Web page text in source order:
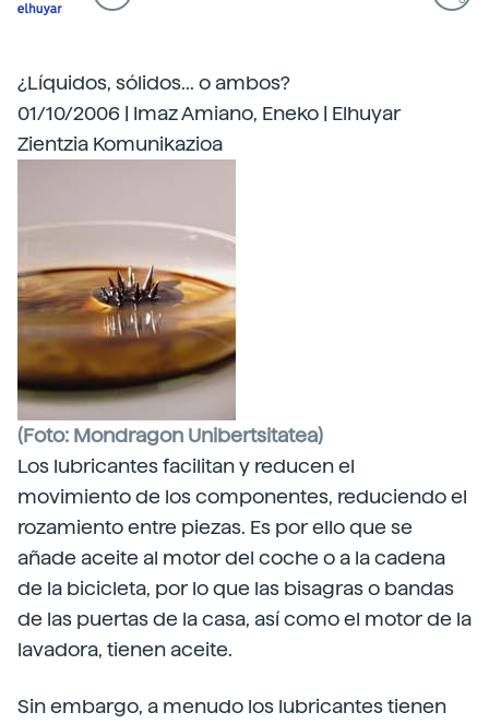
¿Líquidos, sólidos... o ambos?
01/10/2006 | Imaz Amiano, Eneko | Elhuyar
Zientzia Komunikazioa
(Foto: Mondragon Unibertsitatea)
Los lubricantes facilitan y reducen el
movimiento de los componentes, reduciendo el
rozamiento entre piezas. Es por ello que se
añade aceite al motor del coche o a la cadena
de la bicicleta, por lo que las bisagras o bandas
de las puertas de la casa, así como el motor de la
lavadora, tienen aceite.
Sin embargo, a menudo los lubricantes tienen